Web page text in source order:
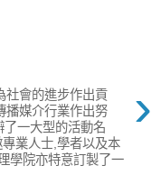
›
社會的進步作出貢
播媒介行業作出努
一大型的活動名
業人士,學者以及本
學院亦特意訂製了一